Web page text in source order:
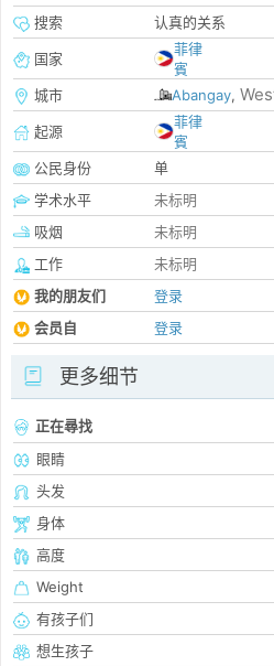
搜索
认真的关系
国家
菲律
賓
城市
Abangay,
起源
菲律
賓
公民身份
单
学术水平
未标明
吸烟
未标明
工作
未标明
我的朋友们
登录
会员自
登录
更多细节
正在尋找
眼睛
头发
身体
高度
Weight
有孩子们
想生孩子